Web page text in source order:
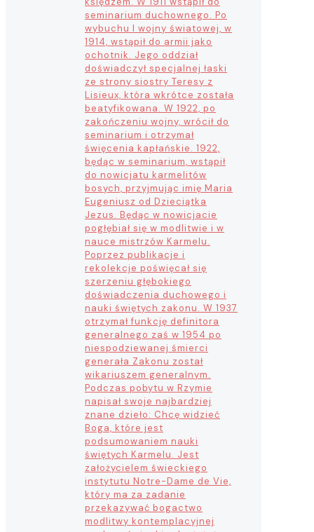
seminarium duchownego. Po
wybuchu I wojny światowej, w
1914, wstąpił do armii jako
ochotnik. Jego oddział
doświadczył specjalnej łaski
ze strony siostry Teresy z
Lisieux, która wkrótce została
beatyfikowana. W 1922, po
zakończeniu wojny, wrócił do
seminarium i otrzymał
święcenia kapłańskie. 1922,
będąc w seminarium, wstąpił
do nowicjatu karmelitów
bosych, przyjmując imię Maria
Eugeniusz od Dzieciątka
Jezus. Będąc w nowicjacie
pogłębiał się w modlitwie i w
nauce mistrzów Karmelu.
Poprzez publikacje i
rekolekcje poświęcał się
szerzeniu głębokiego
doświadczenia duchowego i
nauki świętych zakonu. W 1937
otrzymał funkcję definitora
generalnego zaś w 1954 po
niespodziewanej śmierci
generała Zakonu został
wikariuszem generalnym.
Podczas pobytu w Rzymie
napisał swoje najbardziej
znane dzieło: Chcę widzieć
Boga, które jest
podsumowaniem nauki
świętych Karmelu. Jest
założycielem świeckiego
instytutu Notre-Dame de Vie,
który ma za zadanie
przekazywać bogactwo
modlitwy kontemplacyjnej